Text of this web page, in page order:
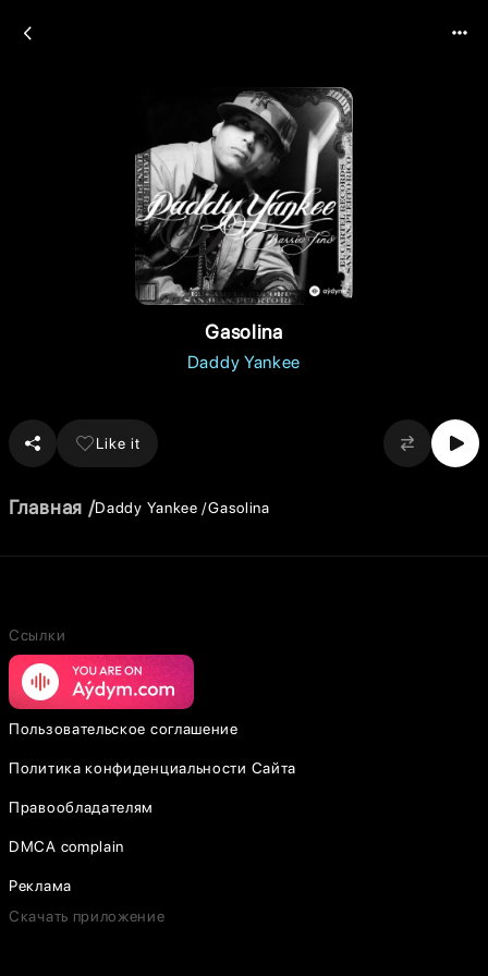
Gasolina
Daddy Yankee
Like it
Главная Daddy Yankee Gasolina
Ссылки
Пользовательское соглашение
Политика конфиденциальности Сайта
Правообладателям
DMCA complain
Реклама
Скачать приложение